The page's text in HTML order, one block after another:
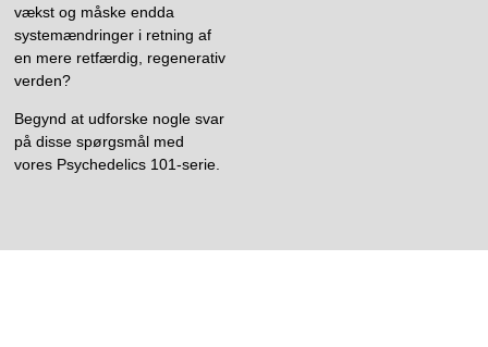
vækst og måske endda
systemændringer i retning af
en mere retfærdig, regenerativ
verden?
Begynd at udforske nogle svar
på disse spørgsmål med
vores Psychedelics 101-serie.